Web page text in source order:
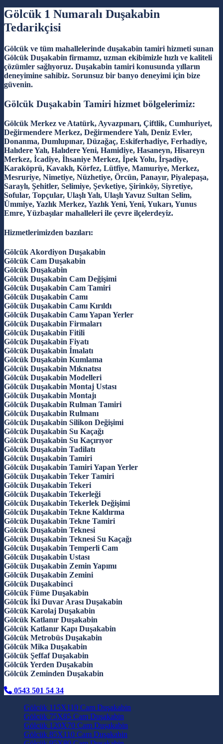
Gölcük 1 Numaralı Duşakabin
Tedarikçisi
Gölcük ve tüm mahallelerinde duşakabin tamiri hizmeti sunan
Gölcük Duşakabin firmamız, uzman ekibimizle hızlı ve kaliteli
çözümler sağlıyoruz. Duşakabin tamiri konusunda yılların
deneyimine sahibiz. Sorunsuz bir banyo deneyimi için bize
güvenin.
Gölcük Duşakabin Tamiri hizmet bölgelerimiz:
Gölcük Merkez ve Atatürk, Ayvazpınarı, Çiftlik, Cumhuriyet,
Değirmendere Merkez, Değirmendere Yalı, Deniz Evler,
Donanma, Dumlupınar, Düzağaç, Eskiferhadiye, Ferhadiye,
Halıdere Yalı, Halıdere Yeni, Hamidiye, Hasaneyn, Hisareyn
Merkez, İcadiye, İhsaniye Merkez, İpek Yolu, İrşadiye,
Karaköprü, Kavaklı, Körfez, Lütfiye, Mamuriye, Merkez,
Mesruriye, Nimetiye, Nüzhetiye, Örcün, Panayır, Piyalepaşa,
Saraylı, Şehitler, Selimiye, Şevketiye, Şirinköy, Siyretiye,
Sofular, Topçular, Ulaşlı Yalı, Ulaşlı Yavuz Sultan Selim,
Ümmiye, Yazlık Merkez, Yazlık Yeni, Yeni, Yukarı, Yunus
Emre, Yüzbaşılar mahalleleri ile çevre ilçelerdeyiz.
Hizmetlerimizden bazıları:
Gölcük Akordiyon Duşakabin
Gölcük Cam Duşakabin
Gölcük Duşakabin
Gölcük Duşakabin Cam Değişimi
Gölcük Duşakabin Cam Tamiri
Gölcük Duşakabin Camı
Gölcük Duşakabin Camı Kırıldı
Gölcük Duşakabin Camı Yapan Yerler
Gölcük Duşakabin Firmaları
Gölcük Duşakabin Fitili
Gölcük Duşakabin Fiyatı
Gölcük Duşakabin İmalatı
Gölcük Duşakabin Kumlama
Gölcük Duşakabin Mıknatısı
Gölcük Duşakabin Modelleri
Gölcük Duşakabin Montaj Ustası
Gölcük Duşakabin Montajı
Gölcük Duşakabin Rulman Tamiri
Gölcük Duşakabin Rulmanı
Gölcük Duşakabin Silikon Değişimi
Gölcük Duşakabin Su Kaçağı
Gölcük Duşakabin Su Kaçırıyor
Gölcük Duşakabin Tadilatı
Gölcük Duşakabin Tamiri
Gölcük Duşakabin Tamiri Yapan Yerler
Gölcük Duşakabin Teker Tamiri
Gölcük Duşakabin Tekeri
Gölcük Duşakabin Tekerleği
Gölcük Duşakabin Tekerlek Değişimi
Gölcük Duşakabin Tekne Kaldırma
Gölcük Duşakabin Tekne Tamiri
Gölcük Duşakabin Teknesi
Gölcük Duşakabin Teknesi Su Kaçağı
Gölcük Duşakabin Temperli Cam
Gölcük Duşakabin Ustası
Gölcük Duşakabin Zemin Yapımı
Gölcük Duşakabin Zemini
Gölcük Duşakabinci
Gölcük Füme Duşakabin
Gölcük İki Duvar Arası Duşakabin
Gölcük Karolaj Duşakabin
Gölcük Katlanır Duşakabin
Gölcük Katlanır Kapı Duşakabin
Gölcük Metrobüs Duşakabin
Gölcük Mika Duşakabin
Gölcük Şeffaf Duşakabin
Gölcük Yerden Duşakabin
Gölcük Zeminden Duşakabin
0543 501 54 34
Gölcük 115X110 Cam Duşakabin
Gölcük 75X85 Cam Duşakabin
Gölcük 120X70 Cam Duşakabin
Gölcük 85X110 Cam Duşakabin